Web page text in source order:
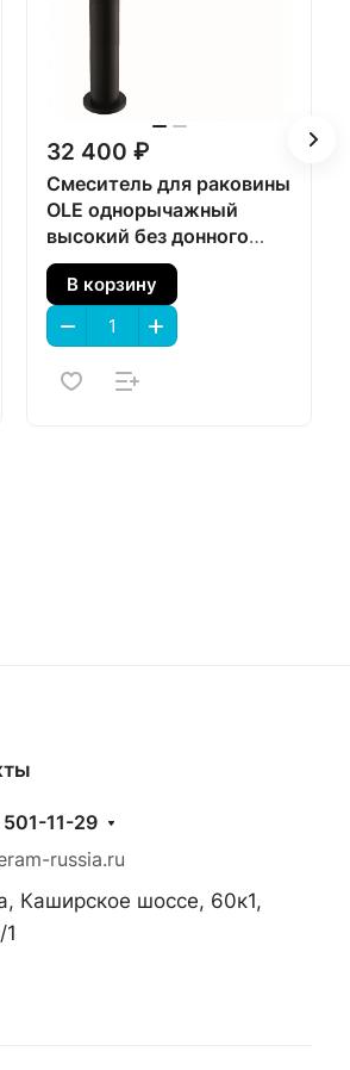
32 400 ₽
Смеситель для раковины
OLE однорычажный
высокий без донного
клапана, матовый
черный
В корзину
11-29
russia.ru
Каширское шоссе, 60к1,